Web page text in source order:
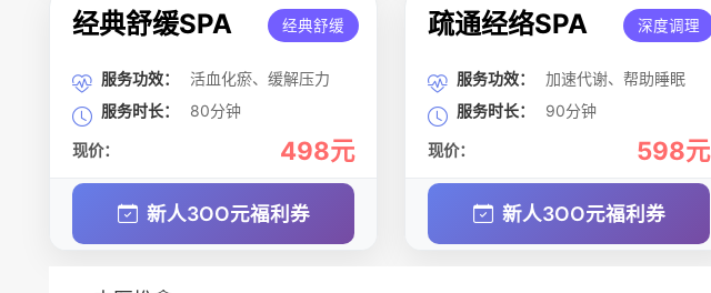
经典舒缓SPA 经典舒缓
服务功效：
活血化瘀、缓解压力
服务时长：
80分钟
现价： 498元
新人3OO元福利券
疏通经络SPA 深度调理
服务功效：
加速代谢、帮助睡眠
服务时长：
90分钟
现价： 598元
新人3OO元福利券